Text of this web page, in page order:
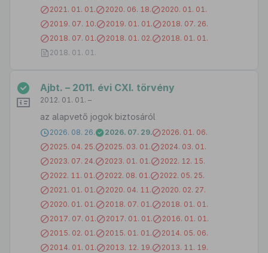
2021. 01. 01.
2020. 06. 18.
2020. 01. 01.
2019. 07. 10.
2019. 01. 01.
2018. 07. 26.
2018. 07. 01.
2018. 01. 02.
2018. 01. 01.
2018. 01. 01.
Ajbt. – 2011. évi CXI. törvény
2012. 01. 01. –
az alapvető jogok biztosáról
2026. 08. 26. 2026. 07. 29.
2026. 01. 06.
2025. 04. 25.
2025. 03. 01.
2024. 03. 01.
2023. 07. 24.
2023. 01. 01.
2022. 12. 15.
2022. 11. 01.
2022. 08. 01.
2022. 05. 25.
2021. 01. 01.
2020. 04. 11.
2020. 02. 27.
2020. 01. 01.
2018. 07. 01.
2018. 01. 01.
2017. 07. 01.
2017. 01. 01.
2016. 01. 01.
2015. 02. 01.
2015. 01. 01.
2014. 05. 06.
2014. 01. 01.
2013. 12. 19.
2013. 11. 19.